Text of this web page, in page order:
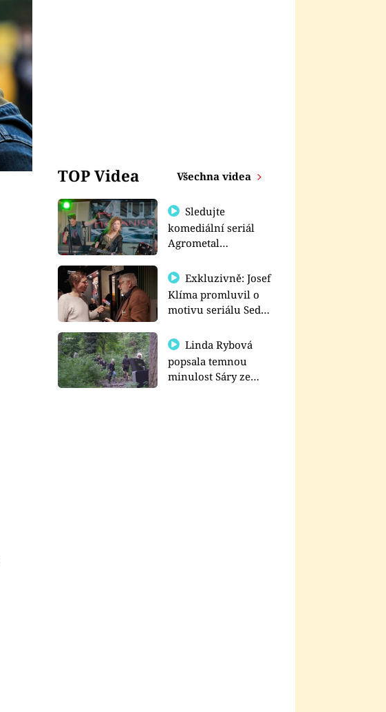
TOP Videa Všechna videa
Sledujte
komediální seriál
Agrometal
prima+
Exkluzivně: Josef
Klíma promluvil o
motivu seriálu Sedm
Linda Rybová
popsala temnou
minulost Sáry ze